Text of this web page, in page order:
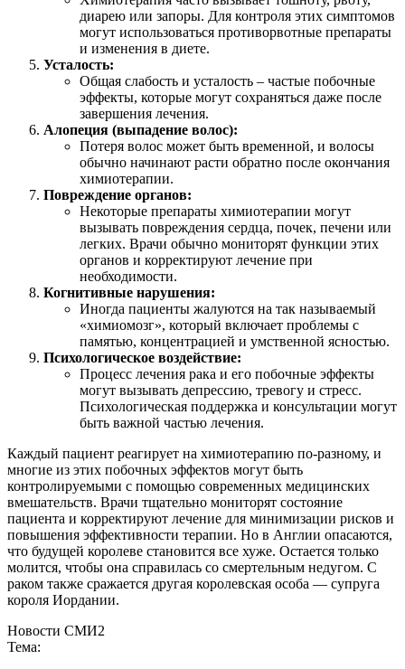
диарею или запоры. Для контроля этих симптомов
могут использоваться противорвотные препараты
и изменения в диете.
Усталость:
Общая слабость и усталость – частые побочные
эффекты, которые могут сохраняться даже после
завершения лечения.
Алопеция (выпадение волос):
Потеря волос может быть временной, и волосы
обычно начинают расти обратно после окончания
химиотерапии.
Повреждение органов:
Некоторые препараты химиотерапии могут
вызывать повреждения сердца, почек, печени или
легких. Врачи обычно мониторят функции этих
органов и корректируют лечение при
необходимости.
Когнитивные нарушения:
Иногда пациенты жалуются на так называемый
«химиомозг», который включает проблемы с
памятью, концентрацией и умственной ясностью.
Психологическое воздействие:
Процесс лечения рака и его побочные эффекты
могут вызывать депрессию, тревогу и стресс.
Психологическая поддержка и консультации могут
быть важной частью лечения.
Каждый пациент реагирует на химиотерапию по-разному, и
многие из этих побочных эффектов могут быть
контролируемыми с помощью современных медицинских
вмешательств. Врачи тщательно мониторят состояние
пациента и корректируют лечение для минимизации рисков и
повышения эффективности терапии. Но в Англии опасаются,
что будущей королеве становится все хуже. Остается только
молится, чтобы она справилась со смертельным недугом. С
раком также сражается другая королевская особа — супруга
короля Иордании.
Новости СМИ2
Тема: